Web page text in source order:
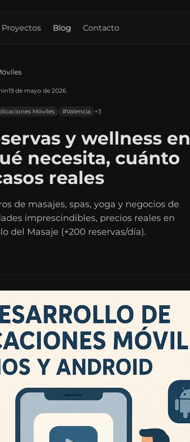
Proyectos Blog Contacto
19 de mayo de 2026
Móviles #Valencia +3
y wellness en
necesita, cuánto
reales
de masajes, spas, yoga y negocios de
imprescindibles, precios reales en
del Masaje (+200 reservas/día).